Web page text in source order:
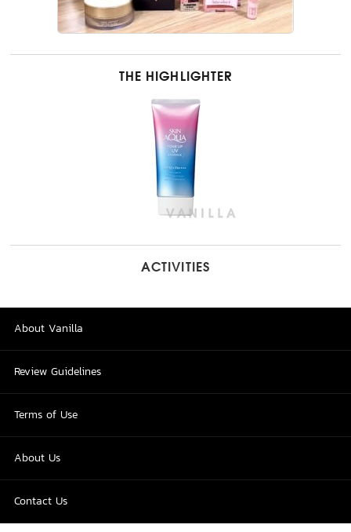
THE HIGHLIGHTER
ACTIVITIES
About Vanilla
Review Guidelines
Terms of Use
About Us
Contact Us